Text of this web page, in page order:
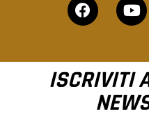
ISCRIVITI